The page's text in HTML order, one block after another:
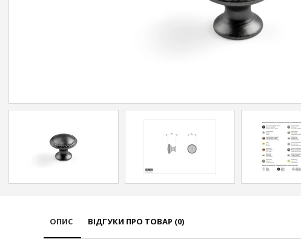
ОПИС ВІДГУКИ ПРО ТОВАР (0)